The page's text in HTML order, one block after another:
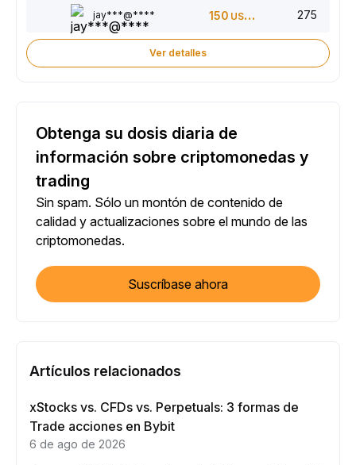
jay***@**** 150 USDT 275
Ver detalles
Obtenga su dosis diaria de
información sobre criptomonedas y
trading
Sin spam. Sólo un montón de contenido de
calidad y actualizaciones sobre el mundo de las
criptomonedas.
Suscríbase ahora
Artículos relacionados
xStocks vs. CFDs vs. Perpetuals: 3 formas de
Trade acciones en Bybit
6 de ago de 2026